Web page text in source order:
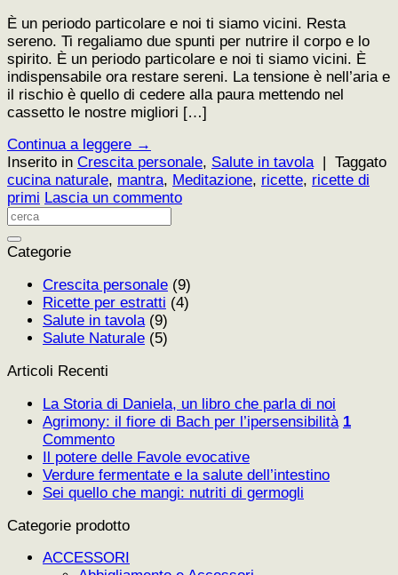
È un periodo particolare e noi ti siamo vicini. Resta
sereno. Ti regaliamo due spunti per nutrire il corpo e lo
spirito. È un periodo particolare e noi ti siamo vicini. È
indispensabile ora restare sereni. La tensione è nell’aria e
il rischio è quello di cedere alla paura mettendo nel
cassetto le nostre migliori […]
Continua a leggere →
Inserito in Crescita personale, Salute in tavola
Taggato
cucina naturale, mantra, Meditazione, ricette, ricette di
primi Lascia un commento
Categorie
Crescita personale (9)
Ricette per estratti (4)
Salute in tavola(9)
Salute Naturale (5)
Articoli Recenti
La Storia di Daniela, un libro che parla di noi
Agrimony: il fiore di Bach per l’ipersensibilità 1
Commento
Il potere delle Favole evocative
Verdure fermentate e la salute dell’intestino
Sei quello che mangi: nutriti di germogli
Categorie prodotto
ACCESSORI